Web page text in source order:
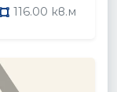
116.00 кв.м